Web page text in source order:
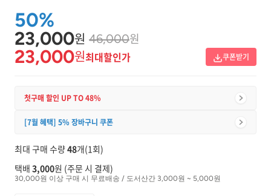
50%
23,000원 46,000원
23,000원최대할인가 쿠폰받기
첫구매 할인 UP TO 48%
[7월 혜택] 5% 장바구니 쿠폰
최대 구매 수량48개(1회)
택배 3,000원 (주문 시 결제)
30,000원 이상 구매 시 무료배송 / 도서산간 3,000원 ~ 5,000원